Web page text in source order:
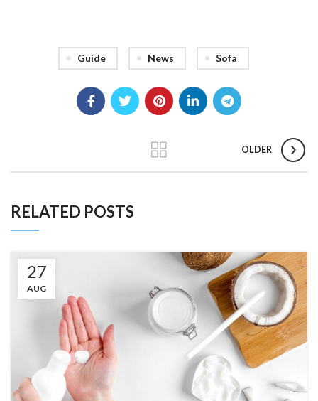
Guide News Sofa
OLDER
RELATED POSTS
27
AUG